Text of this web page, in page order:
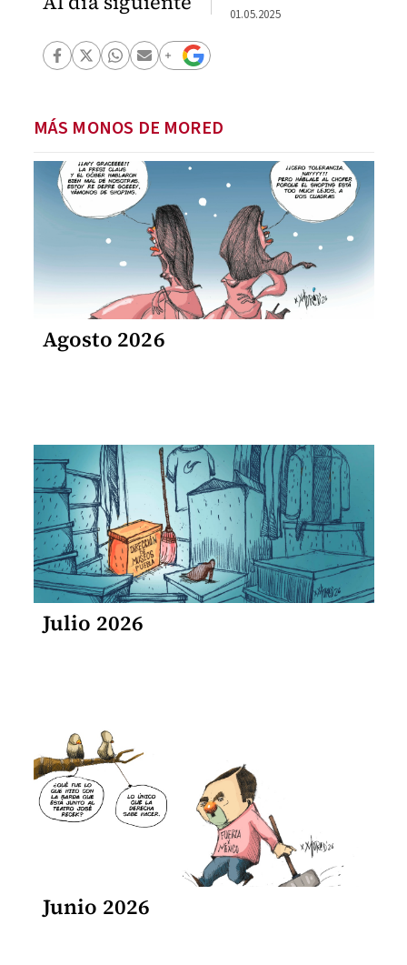
01.05.2025
MÁS MONOS DE MORED
Agosto 2026
Julio 2026
Junio 2026